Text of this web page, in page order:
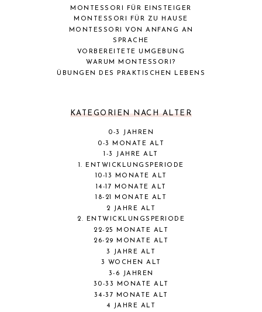
MONTESSORI FÜR EINSTEIGER
MONTESSORI FÜR ZU HAUSE
MONTESSORI VON ANFANG AN
SPRACHE
VORBEREITETE UMGEBUNG
WARUM MONTESSORI?
ÜBUNGEN DES PRAKTISCHEN LEBENS
KATEGORIEN NACH ALTER
0-3 JAHREN
0-3 MONATE ALT
1-3 JAHRE ALT
1. ENTWICKLUNGSPERIODE
10-13 MONATE ALT
14-17 MONATE ALT
18-21 MONATE ALT
2 JAHRE ALT
2. ENTWICKLUNGSPERIODE
22-25 MONATE ALT
26-29 MONATE ALT
3 JAHRE ALT
3 WOCHEN ALT
3-6 JAHREN
30-33 MONATE ALT
34-37 MONATE ALT
4 JAHRE ALT